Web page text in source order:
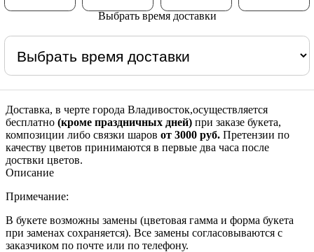
Выбрать время доставки
Доставка, в черте города Владивосток,осуществляется
бесплатно (кроме праздничных дней) при заказе букета,
композиции либо связки шаров от 3000 руб. Претензии по
качеству цветов принимаются в первые два часа после
доствки цветов.
Описание
Примечание:
В букете возможны замены (цветовая гамма и форма букета
при заменах сохраняется). Все замены согласовываются с
заказчиком по почте или по телефону.